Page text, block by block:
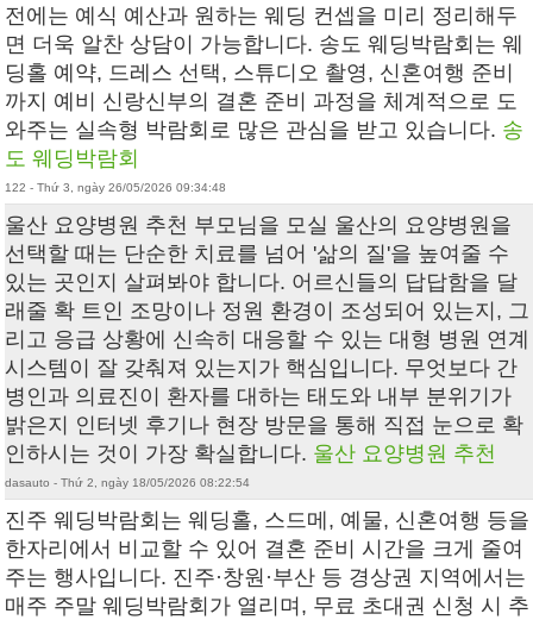
전에는 예식 예산과 원하는 웨딩 컨셉을 미리 정리해두
면 더욱 알찬 상담이 가능합니다. 송도 웨딩박람회는 웨
딩홀 예약, 드레스 선택, 스튜디오 촬영, 신혼여행 준비
까지 예비 신랑신부의 결혼 준비 과정을 체계적으로 도
와주는 실속형 박람회로 많은 관심을 받고 있습니다. 송
도 웨딩박람회
122 - Thứ 3, ngày 26/05/2026 09:34:48
울산 요양병원 추천 부모님을 모실 울산의 요양병원을
선택할 때는 단순한 치료를 넘어 '삶의 질'을 높여줄 수
있는 곳인지 살펴봐야 합니다. 어르신들의 답답함을 달
래줄 확 트인 조망이나 정원 환경이 조성되어 있는지, 그
리고 응급 상황에 신속히 대응할 수 있는 대형 병원 연계
시스템이 잘 갖춰져 있는지가 핵심입니다. 무엇보다 간
병인과 의료진이 환자를 대하는 태도와 내부 분위기가
밝은지 인터넷 후기나 현장 방문을 통해 직접 눈으로 확
인하시는 것이 가장 확실합니다. 울산 요양병원 추천
dasauto - Thứ 2, ngày 18/05/2026 08:22:54
진주 웨딩박람회는 웨딩홀, 스드메, 예물, 신혼여행 등을
한자리에서 비교할 수 있어 결혼 준비 시간을 크게 줄여
주는 행사입니다. 진주·창원·부산 등 경상권 지역에서는
매주 주말 웨딩박람회가 열리며, 무료 초대권 신청 시 추